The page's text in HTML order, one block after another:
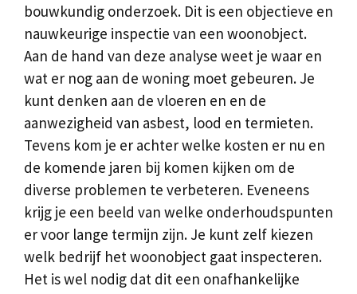
bouwkundig onderzoek. Dit is een objectieve en
nauwkeurige inspectie van een woonobject.
Aan de hand van deze analyse weet je waar en
wat er nog aan de woning moet gebeuren. Je
kunt denken aan de vloeren en en de
aanwezigheid van asbest, lood en termieten.
Tevens kom je er achter welke kosten er nu en
de komende jaren bij komen kijken om de
diverse problemen te verbeteren. Eveneens
krijg je een beeld van welke onderhoudspunten
er voor lange termijn zijn. Je kunt zelf kiezen
welk bedrijf het woonobject gaat inspecteren.
Het is wel nodig dat dit een onafhankelijke